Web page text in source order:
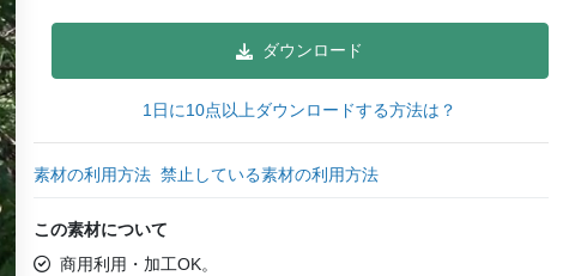
ダウンロード
1日に10点以上ダウンロードする方法は？
素材の利用方法 禁止している素材の利用方法
この素材について
商用利用・加工OK。